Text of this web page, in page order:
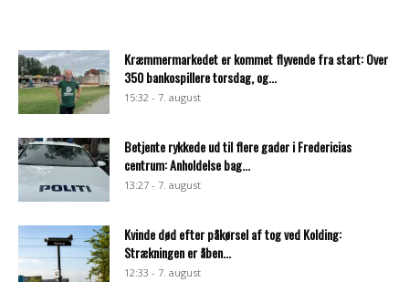
Kræmmermarkedet er kommet flyvende fra start: Over
350 bankospillere torsdag, og...
15:32 - 7. august
Betjente rykkede ud til flere gader i Fredericias
centrum: Anholdelse bag...
13:27 - 7. august
Kvinde død efter påkørsel af tog ved Kolding:
Strækningen er åben...
12:33 - 7. august